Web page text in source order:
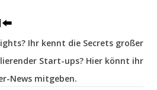
Ihr kennt die Secrets großer
Start-ups? Hier könnt ihr
News mitgeben.